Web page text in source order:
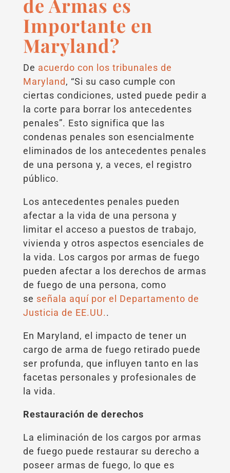
de Armas es
Importante en
Maryland?
De acuerdo con los tribunales de
Maryland, “Si su caso cumple con
ciertas condiciones, usted puede pedir a
la corte para borrar los antecedentes
penales”. Esto significa que las
condenas penales son esencialmente
eliminados de los antecedentes penales
de una persona y, a veces, el registro
público.
Los antecedentes penales pueden
afectar a la vida de una persona y
limitar el acceso a puestos de trabajo,
vivienda y otros aspectos esenciales de
la vida. Los cargos por armas de fuego
pueden afectar a los derechos de armas
de fuego de una persona, como
se señala aquí por el Departamento de
Justicia de EE.UU..
En Maryland, el impacto de tener un
cargo de arma de fuego retirado puede
ser profunda, que influyen tanto en las
facetas personales y profesionales de
la vida.
Restauración de derechos
La eliminación de los cargos por armas
de fuego puede restaurar su derecho a
poseer armas de fuego, lo que es